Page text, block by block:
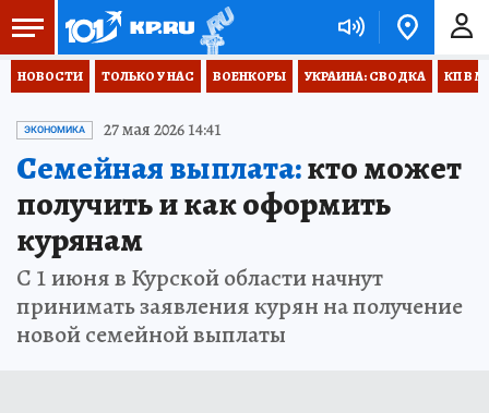
НОВОСТИ ТОЛЬКО У НАС ВОЕНКОРЫ УКРАИНА: СВОДКА КП В
ЭКОНОМИКА 27 мая 2026 14:41
Семейная выплата:кто может
получить и как оформить
курянам
С 1 июня в Курской области начнут
принимать заявления курян на получение
новой семейной выплаты